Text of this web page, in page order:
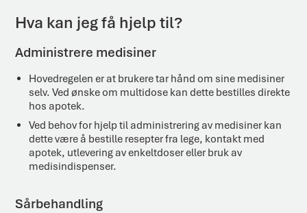
Hva kan jeg få hjelp til?
Administrere medisiner
Hovedregelen er at brukere tar hånd om sine medisiner
selv. Ved ønske om multidose kan dette bestilles direkte
hos apotek.
Ved behov for hjelp til administrering av medisiner kan
dette være å bestille resepter fra lege, kontakt med
apotek, utlevering av enkeltdoser eller bruk av
medisindispenser.
Sårbehandling